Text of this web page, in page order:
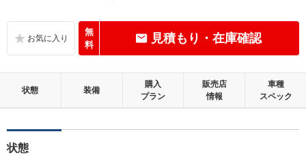
無
料
見積もり・在庫確認
状態 装備
購入
プラン
販売店
情報
車種
スペック
状態